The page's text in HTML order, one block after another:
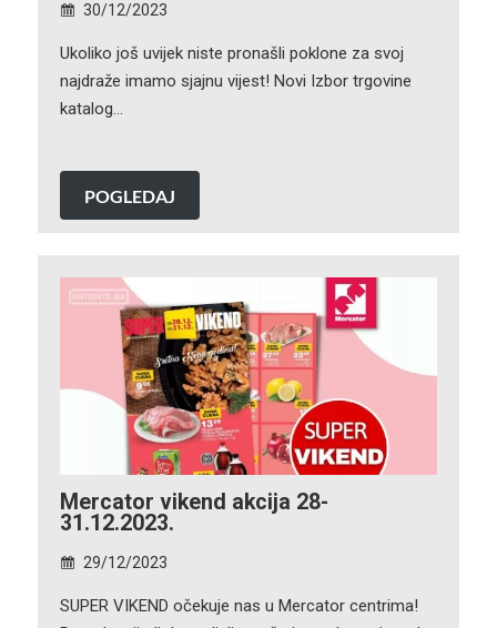
30/12/2023
Ukoliko još uvijek niste pronašli poklone za svoj
najdraže imamo sjajnu vijest! Novi Izbor trgovine
katalog…
POGLEDAJ
Mercator vikend akcija 28-
31.12.2023.
29/12/2023
SUPER VIKEND očekuje nas u Mercator centrima!